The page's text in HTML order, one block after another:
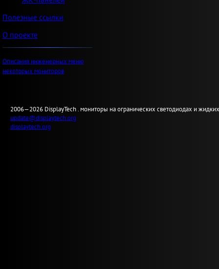
Полезные ссылки
О проекте
Описания инженерных меню
некоторых мониторов
2006—2026 DisplayTech . мониторы на огранических светодиодах и
update@displaytech.org
displaytech.org